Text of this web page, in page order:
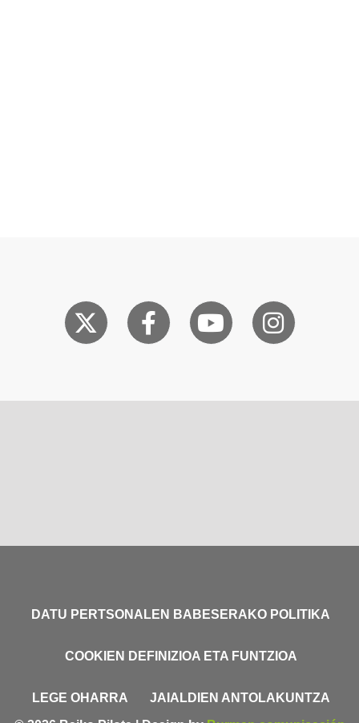
DATU PERTSONALEN BABESERAKO POLITIKA
COOKIEN DEFINIZIOA ETA FUNTZIOA
LEGE OHARRA
JAIALDIEN ANTOLAKUNTZA